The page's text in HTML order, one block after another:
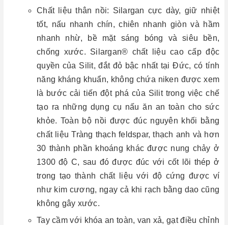
Chất liệu thân nồi: Silargan cực dày, giữ nhiệt
tốt, nấu nhanh chín, chiên nhanh giòn và hầm
nhanh nhừ, bề mặt sáng bóng và siêu bền,
chống xước. Silargan® chất liệu cao cấp độc
quyền của Silit, đắt đỏ bậc nhất tại Đức, có tính
năng kháng khuẩn, không chứa niken được xem
là bước cải tiến đột phá của Silit trong việc chế
tạo ra những dụng cụ nấu ăn an toàn cho sức
khỏe. Toàn bộ nồi được đúc nguyên khối bằng
chất liệu Tràng thạch feldspar, thạch anh và hơn
30 thành phần khoáng khác được nung chảy ở
1300 độ C, sau đó được đúc với cốt lõi thép ở
trong tạo thành chất liệu với độ cứng được ví
như kim cương, ngay cả khi rạch bằng dao cũng
không gây xước.
Tay cầm với khóa an toàn, van xả, gạt điều chỉnh